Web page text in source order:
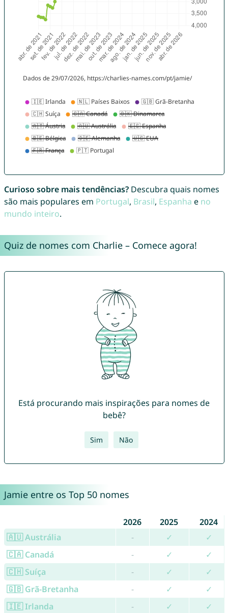
Curioso sobre mais tendências?Descubra quais nomes
são mais populares em Portugal, Brasil, Espanha e no
mundo inteiro.
Quiz de nomes com Charlie – Comece agora!
Está procurando mais inspirações para nomes de
bebê?
Sim Não
Jamie entre os Top 50 nomes
2026 2025
2024
🇦🇺 Austrália
- ✓
✓
🇨🇦 Canadá
- ✓
✓
🇨🇭 Suíça
- ✓
✓
🇬🇧 Grã-Bretanha
- ✓
✓
🇮🇪 Irlanda
- ✓
✓